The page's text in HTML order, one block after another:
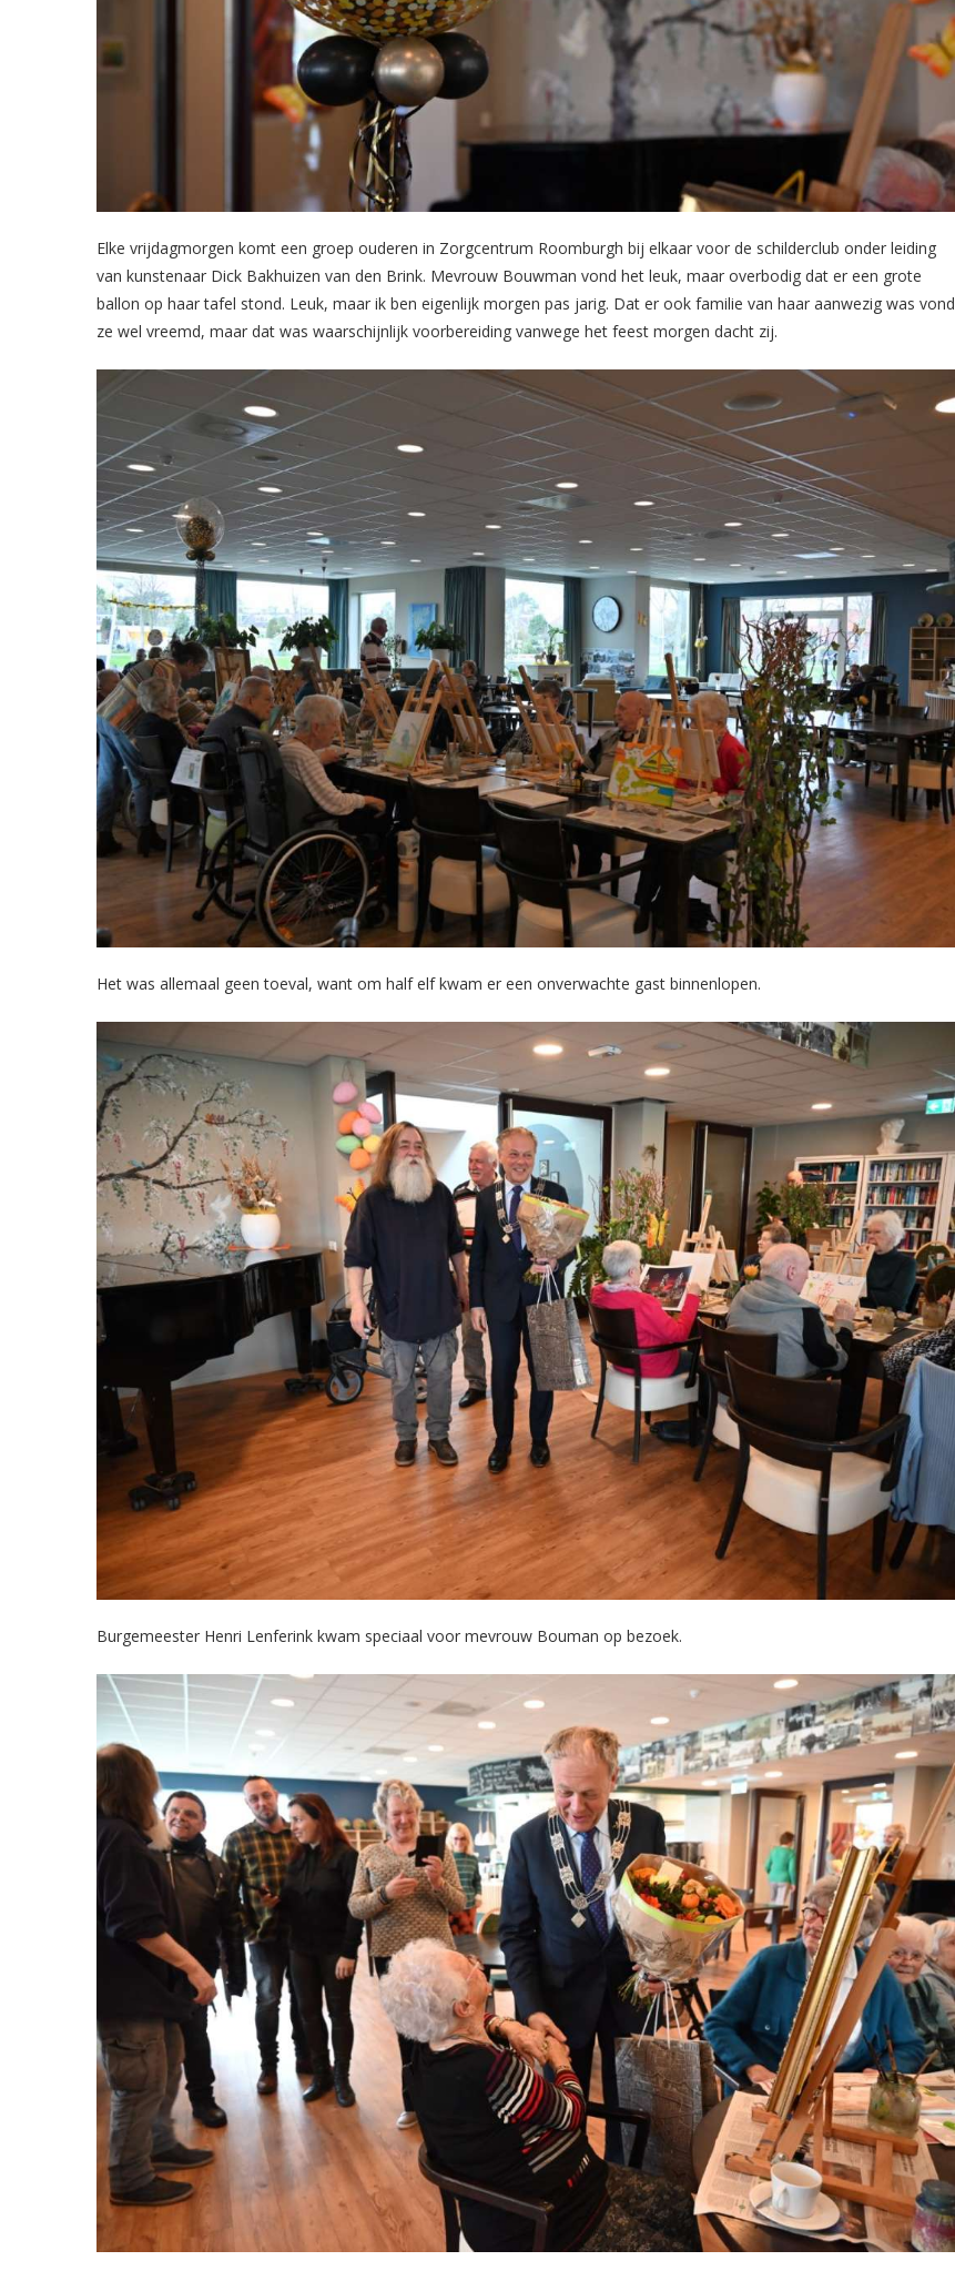
Elke vrijdagmorgen komt een groep ouderen in Zorgcentrum Roomburgh bij elkaar voor de schilderclub onder leiding
van kunstenaar Dick Bakhuizen van den Brink. Mevrouw Bouwman vond het leuk, maar overbodig dat er een grote
ballon op haar tafel stond. Leuk, maar ik ben eigenlijk morgen pas jarig. Dat er ook familie van haar aanwezig was vond
ze wel vreemd, maar dat was waarschijnlijk voorbereiding vanwege het feest morgen dacht zij.
Het was allemaal geen toeval, want om half elf kwam er een onverwachte gast binnenlopen.
Burgemeester Henri Lenferink kwam speciaal voor mevrouw Bouman op bezoek.